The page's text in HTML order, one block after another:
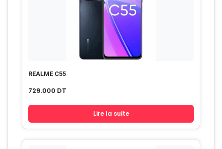
REALME C55
729.000 DT
Lire la suite